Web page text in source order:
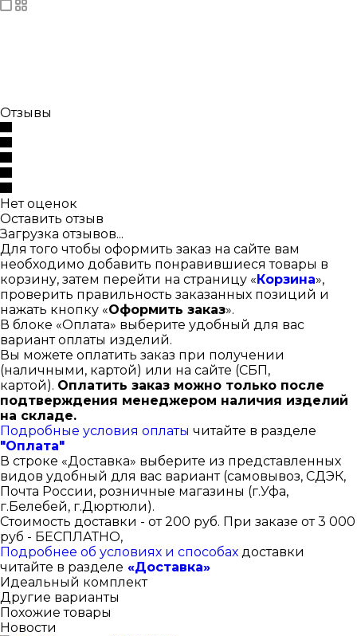
Отзывы
Нет оценок
Оставить отзыв
Загрузка отзывов...
Для того чтобы оформить заказ на сайте вам
необходимо добавить понравившиеся товары в
корзину, затем перейти на страницу «Корзина»,
проверить правильность заказанных позиций и
нажать кнопку «Оформить заказ».
В блоке «Оплата» выберите удобный для вас
вариант оплаты изделий.
Вы можете оплатить заказ при получении
(наличными, картой) или на сайте (СБП,
картой). Оплатить заказ можно только после
подтверждения менеджером наличия изделий
на складе.
Подробные условия оплаты читайте в разделе
"Оплата"
В строке «Доставка» выберите из представленных
видов удобный для вас вариант (самовывоз, СДЭК,
Почта России, розничные магазины (г.Уфа,
г.Белебей, г.Дюртюли).
Стоимость доставки - от 200 руб. При заказе от 3 000
руб - БЕСПЛАТНО,
Подробнее об условиях и способах доставки
читайте в разделе «Доставка»
Идеальный комплект
Другие варианты
Похожие товары
Новости